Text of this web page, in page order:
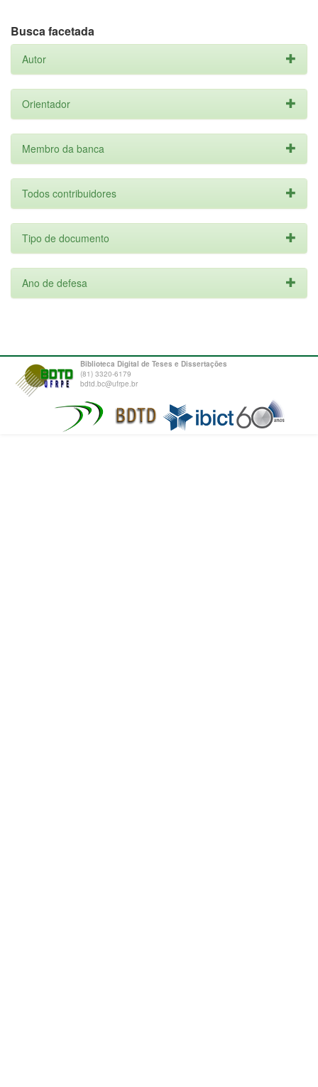
Busca facetada
Autor
Orientador
Membro da banca
Todos contribuidores
Tipo de documento
Ano de defesa
Biblioteca Digital de Teses e Dissertações
(81) 3320-6179
bdtd.bc@ufrpe.br